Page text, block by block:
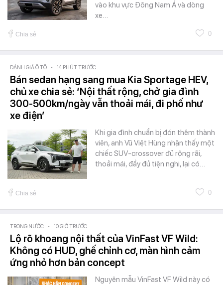
vào khu vực Đông Nam Á và dòng
xe…
Chia sẻ 0
ĐÁNH GIÁ Ô TÔ - 14 PHÚT TRƯỚC
Bán sedan hạng sang mua Kia Sportage HEV,
chủ xe chia sẻ: ‘Nội thất rộng, chở gia đình
300-500km/ngày vẫn thoải mái, đi phố như
xe điện’
Khi gia đình chuẩn bị đón thêm thành
viên, anh Vũ Việt Hùng nhận thấy một
chiếc SUV-crossover đủ rộng rãi,
thoải mái, đầy đủ tiện nghi, lại có…
Chia sẻ 0
TRONG NƯỚC - 10 GIỜ TRƯỚC
Lộ rõ khoang nội thất của VinFast VF Wild:
Không có HUD, ghế chỉnh cơ, màn hình cảm
ứng nhỏ hơn bản concept
Nguyên mẫu VinFast VF Wild này có